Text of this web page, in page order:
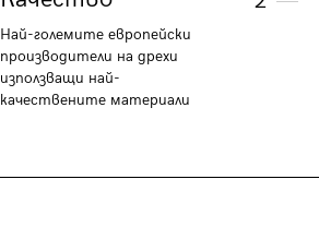
Най-големите европейски
производители на дрехи
използващи най-
качествените материали